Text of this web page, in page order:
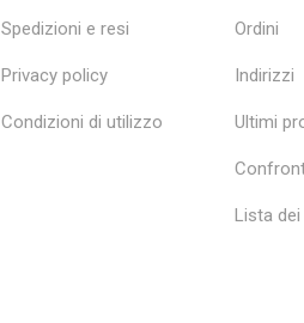
Spedizioni e resi
Privacy policy
Condizioni di utilizzo
Ordini
Indirizzi
Ultimi
Lista